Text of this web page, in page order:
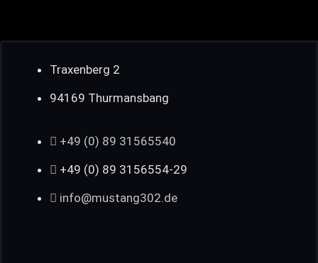
Traxenberg 2
94169 Thurmansbang
+49 (0) 89 31565540
+49 (0) 89 3156554-29
info@mustang302.de